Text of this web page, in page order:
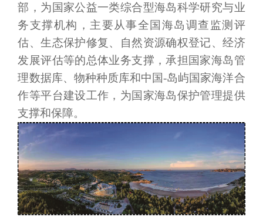
部，为国家公益一类综合型海岛科学研究与业
务支撑机构，主要从事全国海岛调查监测评
估、生态保护修复、自然资源确权登记、经济
发展评估等的总体业务支撑，承担国家海岛管
理数据库、物种种质库和中国-岛屿国家海洋合
作等平台建设工作，为国家海岛保护管理提供
支撑和保障。